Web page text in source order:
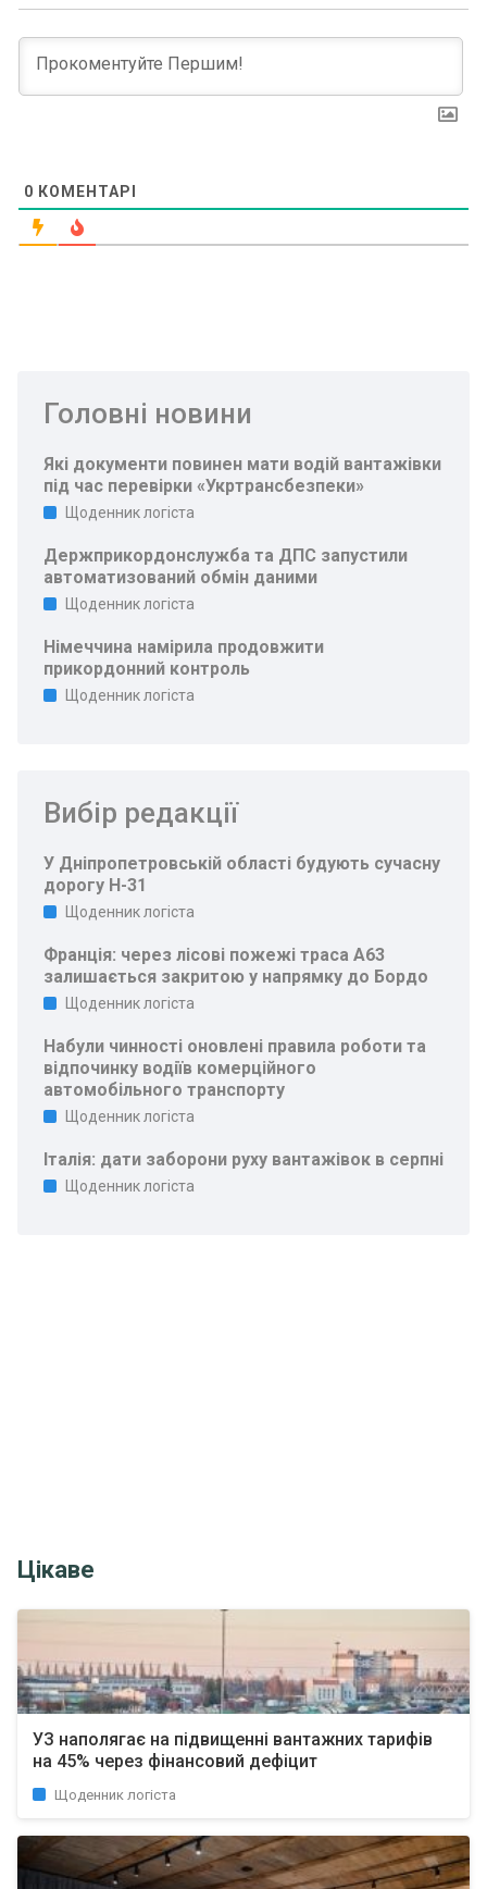
0 КОМЕНТАРІ
Головні новини
Які документи повинен мати водій вантажівки
під час перевірки «Укртрансбезпеки»
Щоденник логіста
Держприкордонслужба та ДПС запустили
автоматизований обмін даними
Щоденник логіста
Німеччина намірила продовжити
прикордонний контроль
Щоденник логіста
Вибір редакції
У Дніпропетровській області будують сучасну
дорогу Н-31
Щоденник логіста
Франція: через лісові пожежі траса A63
залишається закритою у напрямку до Бордо
Щоденник логіста
Набули чинності оновлені правила роботи та
відпочинку водіїв комерційного
автомобільного транспорту
Щоденник логіста
Італія: дати заборони руху вантажівок в серпні
Щоденник логіста
Цікаве
УЗ наполягає на підвищенні вантажних тарифів
на 45% через фінансовий дефіцит
Щоденник логіста